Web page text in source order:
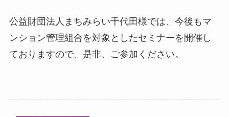
公益財団法人まちみらい千代田様では、今後もマ
ンション管理組合を対象としたセミナーを開催し
ておりますので、是非、ご参加ください。